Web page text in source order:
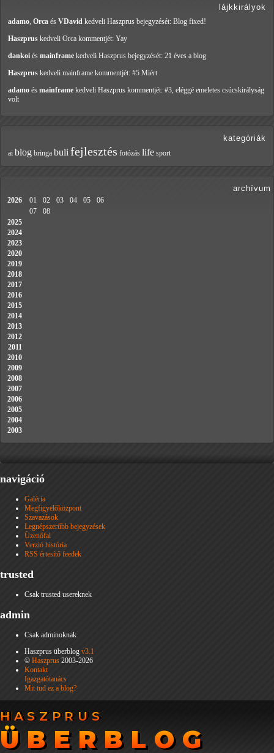
lájkkirályok
adamo, Orca és VDavid kedveli Haszprus bejegyzését: Blog fixed!
Haszprus kedveli Orca kommentjét: Yay
dankoi és mainframe kedveli Haszprus bejegyzését: 21 éves a blog
Haszprus kedveli mainframe kommentjét: #5 Miért
adamo és mainframe kedveli Haszprus kommentjét: #3, eléggé emeletes csúcskirályság
volt
kategóriák
ai blog bringa buli fejlesztés fotózás life sport
archívum
2026 01 02 03 04 05
06
07
08
2025
2024
2023
2020
2019
2018
2017
2016
2015
2014
2013
2012
2011
2010
2009
2008
2007
2006
2005
2004
2003
navigáció
Galéria
Megfigyelőközpont
Szavazások
Legnépszerűbb bejegyzések
Üzenőfal
Verzió história
RSS értesítő feedek
trusted
Csak trusted usereknek
admin
Csak adminoknak
Haszprus überblog v3.1
© Haszprus 2003-2026
Kontakt
Igazgatótanács
Mit tud ez a blog?
HASZPRUS
ÜBERBLOG
HASZPRUS
ÜBERBLOG